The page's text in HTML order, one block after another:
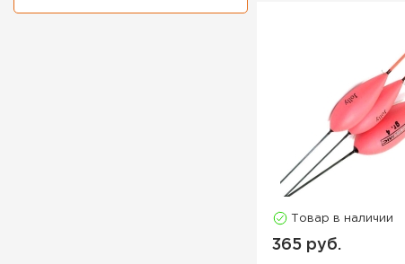
Товар в наличии
365 руб.